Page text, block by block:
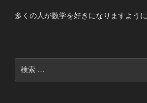
多くの人が数学を好きになりますように
索: